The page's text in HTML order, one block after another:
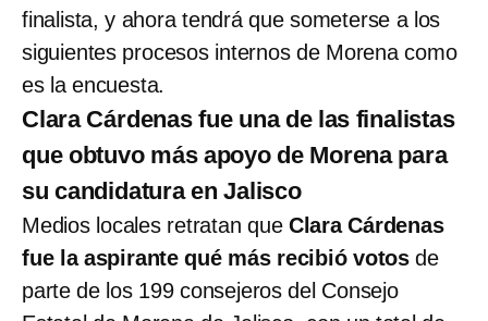
finalista, y ahora tendrá que someterse a los
siguientes procesos internos de Morena como
es la encuesta.
Clara Cárdenas fue una de las finalistas
que obtuvo más apoyo de Morena para
su candidatura en Jalisco
Medios locales retratan que Clara Cárdenas
fue la aspirante qué más recibió votos de
parte de los 199 consejeros del Consejo